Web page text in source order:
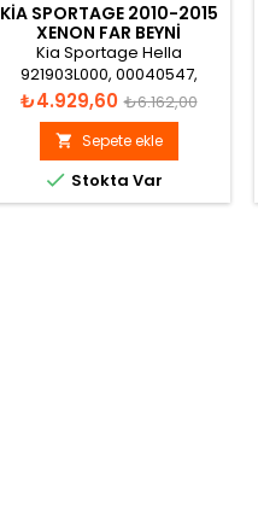
KIA SPORTAGE 2010-2015
XENON FAR BEYNI
921903L000
Kia Sportage Hella
921903L000, 00040547,
5DV009000-00 Xenon Far
Beyni
Fiyat
₺4.929,60 Normal
fiyat
₺6.162,00
 Sepete ekle
 Stokta Var